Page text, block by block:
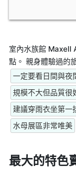
室內水族館 Maxell
點。 親身體驗過的
一定要看日間與夜
規模不大但品質很
建議穿雨衣坐第一
水母展區非常唯美
最大的特色